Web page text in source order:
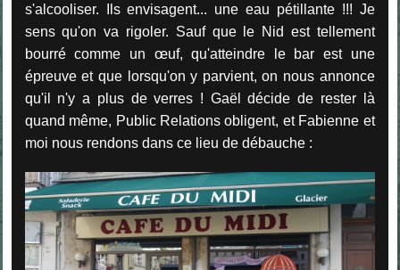
s'alcooliser. Ils envisagent... une eau pétillante !!! Je
sens qu'on va rigoler. Sauf que le Nid est tellement
bourré comme un œuf, qu'atteindre le bar est une
épreuve et que lorsqu'on y parvient, on nous annonce
qu'il n'y a plus de verres ! Gaël décide de rester là
quand même, Public Relations obligent, et Fabienne et
moi nous rendons dans ce lieu de débauche :